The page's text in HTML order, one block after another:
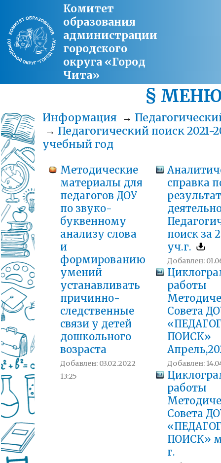
Комитет
образования
администрации
городского
округа «Город
Чита»
§
Информация →
→ Педагогический поиск 2021-
учебный год
Методические
материалы для
педагогов ДОУ
по звуко-
буквенному
анализу слова
и
формированию
умений
устанавливать
причинно-
следственные
связи у детей
дошкольного
возраста
Добавлен: 03.02.2022
13:25
справка
поиск за
уч.г.
Добавлен:
работы
Совета
ПОИСК»
Добавлен:
работы
Совета
ПОИСК»
г.